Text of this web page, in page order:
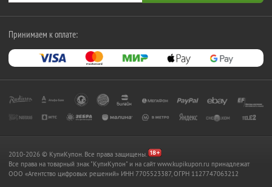
Принимаем к оплате:
2010-2026 © КупиКупон. Все права защищены.
Все права на товарный знак "КупиКупон" и на сайт www.kupikupon.ru принадлежат
OOO «Агентство цифровых решений» ИНН 7705523387, ОГРН 1127747063212